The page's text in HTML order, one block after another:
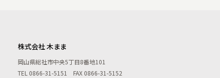
株式会社 木まま
岡山県総社市中央5丁目8番地101
TEL 0866-31-5151 FAX 0866-31-5152